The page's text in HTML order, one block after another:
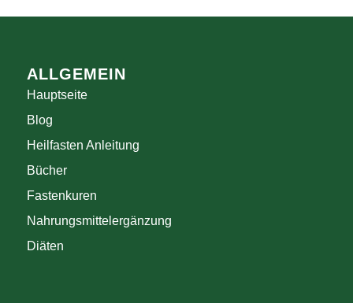
ALLGEMEIN
Hauptseite
Blog
Heilfasten Anleitung
Bücher
Fastenkuren
Nahrungsmittelergänzung
Diäten